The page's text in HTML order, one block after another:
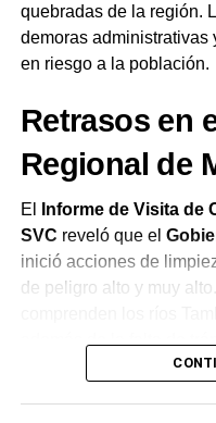
quebradas de la región.
demoras administrativas
en riesgo a la población.
Retrasos en
Regional de
El
Informe de Visita de
SVC reveló que el
inició acciones de
de peligro alto y muy